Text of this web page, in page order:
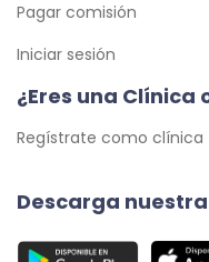
Pagar comisión
Iniciar sesión
¿Eres una Clínica
Regístrate como clínica
Descarga